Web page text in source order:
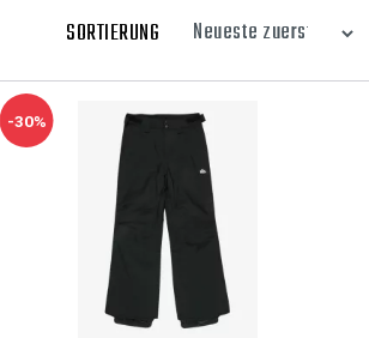
SORTIERUNG
-30%